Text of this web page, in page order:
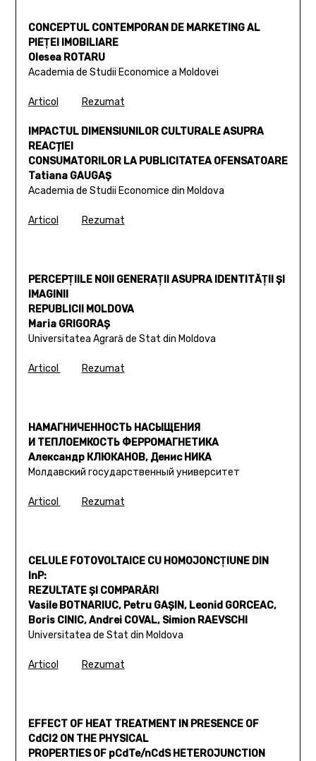
CONCEPTUL CONTEMPORAN DE MARKETING AL
PIEŢEI IMOBILIARE
Olesea ROTARU
Academia de Studii Economice a Moldovei
Articol Rezumat
IMPACTUL DIMENSIUNILOR CULTURALE ASUPRA
REACȚIEI
CONSUMATORILOR LA PUBLICITATEA OFENSATOARE
Tatiana GAUGAȘ
Academia de Studii Economice din Moldova
Articol Rezumat
PERCEPŢIILE NOII GENERAŢII ASUPRA IDENTITĂŢII ŞI
IMAGINII
REPUBLICII MOLDOVA
Maria GRIGORAŞ
Universitatea Agrară de Stat din Moldova
Articol Rezumat
НАМАГНИЧЕННОСТЬ НАСЫЩЕНИЯ
И ТЕПЛОЕМКОСТЬ ФЕРРОМАГНЕТИКА
Александр КЛЮКАНОВ, Денис НИКА
Молдавский государственный университет
Articol Rezumat
CELULE FOTOVOLTAICE CU HOMOJONCŢIUNE DIN
InP:
REZULTATE ŞI COMPARĂRI
Vasile BOTNARIUC, Petru GAŞIN, Leonid GORCEAC,
Boris CINIC, Andrei COVAL, Simion RAEVSCHI
Universitatea de Stat din Moldova
Articol Rezumat
EFFECT OF HEAT TREATMENT IN PRESENCE OF
CdCl2 ON THE PHYSICAL
PROPERTIES OF pCdTe/nCdS HETEROJUNCTION